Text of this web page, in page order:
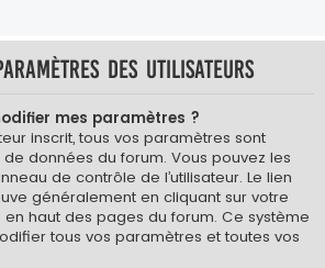
des utilisateurs
mes paramètres ?
inscrit, tous vos paramètres sont
données du forum. Vous pouvez les
de contrôle de l’utilisateur. Le lien
généralement en cliquant sur votre
en haut des pages du forum. Ce système
tous vos paramètres et toutes vos